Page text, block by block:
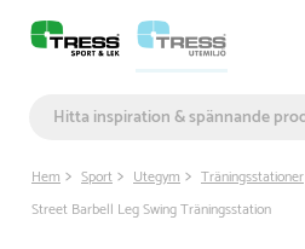
Hem Sport Utegym
Träningsstationer
Street Barbell Leg Swing Träningsstation